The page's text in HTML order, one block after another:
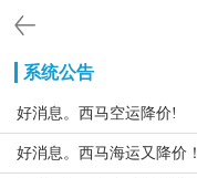
系统公告
好消息。西马空运降价!
好消息。西马海运又降价！